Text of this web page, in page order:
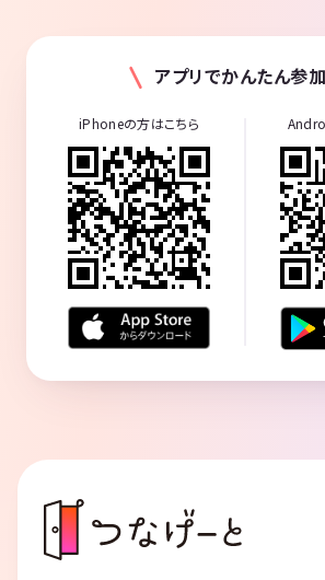
アプリでかんたん参加
iPhoneの方はこちら